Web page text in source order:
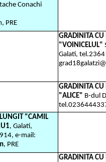
Conachi
PRE
GRADINITA CU
"VOINICELUL"
Galati,
GRADINITA CU
"ALICE" B-dul
"CAMIL
, Galati,
e-mail:
, PRE
GRADINITA CU